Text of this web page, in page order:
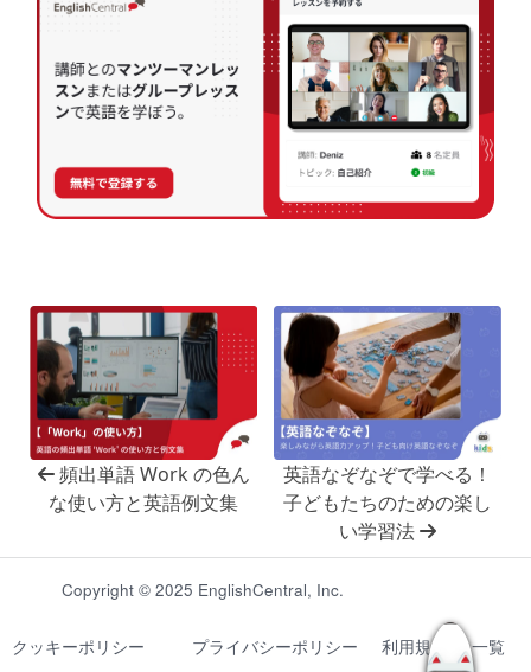
頻出単語 Work の色ん
な使い方と英語例文集
英語なぞなぞで学べる！
子どもたちのための楽し
い学習法
Copyright © 2025 EnglishCentral, Inc.
クッキーポリシー プライバシーポリシー 利用規約 一覧